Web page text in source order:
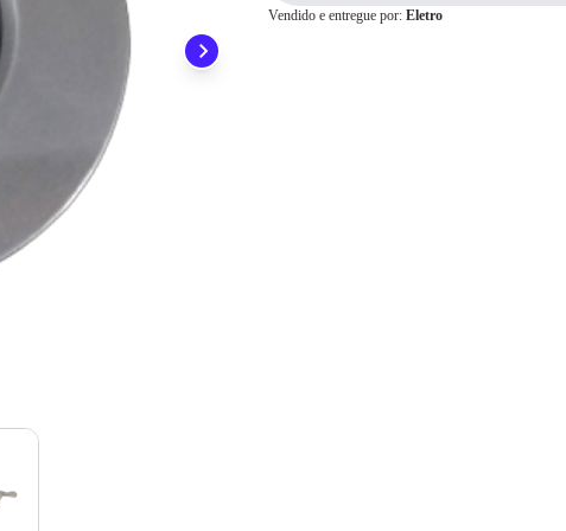
ainda conta com a devolução grátis em até 7 dias.
Cartão de
Crédito
Para pagamento via PIX será gerada uma chave e um QR
Code ao finalizar o processo de compra.
Vendido e entregue por: Eletro